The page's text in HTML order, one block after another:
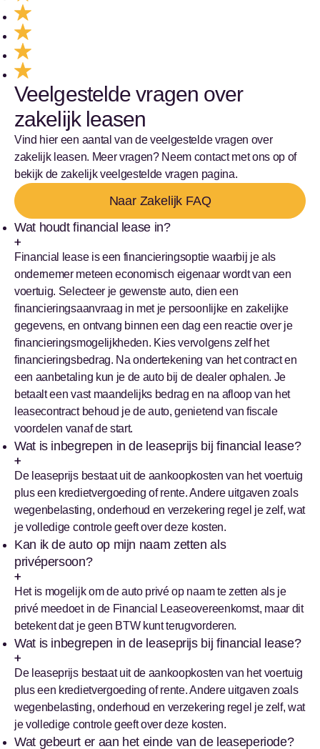
Veelgestelde vragen over
zakelijk leasen
Vind hier een aantal van de veelgestelde vragen over
zakelijk leasen. Meer vragen? Neem contact met ons op of
bekijk de zakelijk veelgestelde vragen pagina.
Naar Zakelijk FAQ
Wat houdt financial lease in?
Financial lease is een financieringsoptie waarbij je als
ondernemer meteen economisch eigenaar wordt van een
voertuig. Selecteer je gewenste auto, dien een
financieringsaanvraag in met je persoonlijke en zakelijke
gegevens, en ontvang binnen een dag een reactie over je
financieringsmogelijkheden. Kies vervolgens zelf het
financieringsbedrag. Na ondertekening van het contract en
een aanbetaling kun je de auto bij de dealer ophalen. Je
betaalt een vast maandelijks bedrag en na afloop van het
leasecontract behoud je de auto, genietend van fiscale
voordelen vanaf de start.
Wat is inbegrepen in de leaseprijs bij financial lease?
De leaseprijs bestaat uit de aankoopkosten van het voertuig
plus een kredietvergoeding of rente. Andere uitgaven zoals
wegenbelasting, onderhoud en verzekering regel je zelf, wat
je volledige controle geeft over deze kosten.
Kan ik de auto op mijn naam zetten als
privépersoon?
Het is mogelijk om de auto privé op naam te zetten als je
privé meedoet in de Financial Leaseovereenkomst, maar dit
betekent dat je geen BTW kunt terugvorderen.
Wat is inbegrepen in de leaseprijs bij financial lease?
De leaseprijs bestaat uit de aankoopkosten van het voertuig
plus een kredietvergoeding of rente. Andere uitgaven zoals
wegenbelasting, onderhoud en verzekering regel je zelf, wat
je volledige controle geeft over deze kosten.
Wat gebeurt er aan het einde van de leaseperiode?